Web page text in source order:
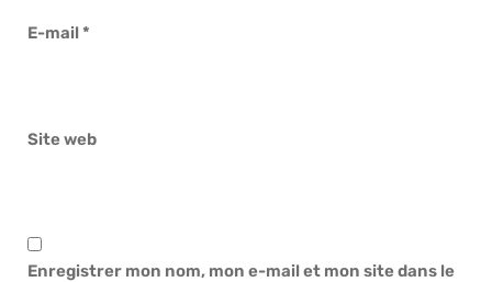
E-mail*
Site web
Enregistrer mon nom, mon e-mail et mon site dans le